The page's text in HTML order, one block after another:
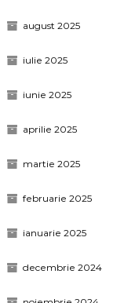
august 2025
iulie 2025
iunie 2025
aprilie 2025
martie 2025
februarie 2025
ianuarie 2025
decembrie 2024